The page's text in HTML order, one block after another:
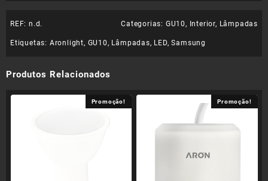
REF: n.d. Categorias: GU10, Interior, Lâmpadas
Etiquetas: Aronlight, GU10, Lâmpadas, LED,Samsung
Produtos Relacionados
Promoção! Promoção!